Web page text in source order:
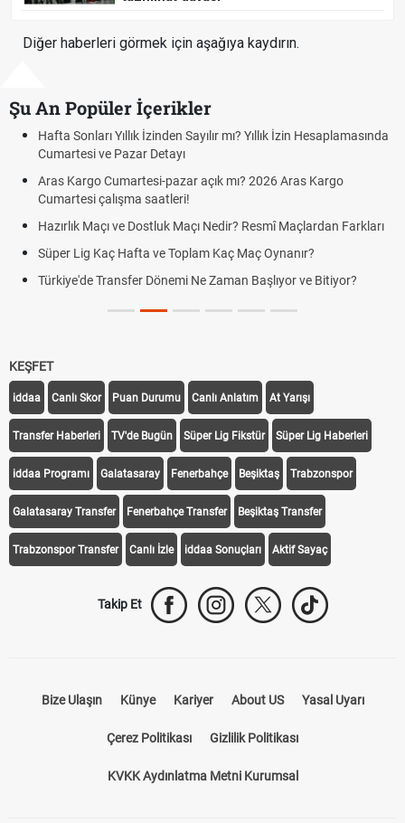
Diğer haberleri görmek için aşağıya kaydırın.
Şu An Popüler İçerikler
Hafta Sonları Yıllık İzinden Sayılır mı? Yıllık İzin Hesaplamasında
Cumartesi ve Pazar Detayı
Aras Kargo Cumartesi-pazar açık mı? 2026 Aras Kargo
Cumartesi çalışma saatleri!
Hazırlık Maçı ve Dostluk Maçı Nedir? Resmî Maçlardan Farkları
Süper Lig Kaç Hafta ve Toplam Kaç Maç Oynanır?
Türkiye'de Transfer Dönemi Ne Zaman Başlıyor ve Bitiyor?
KEŞFET
iddaa Canlı Skor Puan Durumu Canlı Anlatım At Yarışı
Transfer Haberleri TV'de Bugün Süper Lig Fikstür Süper Lig Haberleri
iddaa Programı Galatasaray Fenerbahçe Beşiktaş Trabzonspor
Galatasaray Transfer Fenerbahçe Transfer Beşiktaş Transfer
Trabzonspor Transfer Canlı İzle iddaa Sonuçları Aktif Sayaç
Takip Et
Bize Ulaşın Künye Kariyer About US Yasal Uyarı
Çerez Politikası Gizlilik Politikası
KVKK Aydınlatma Metni Kurumsal